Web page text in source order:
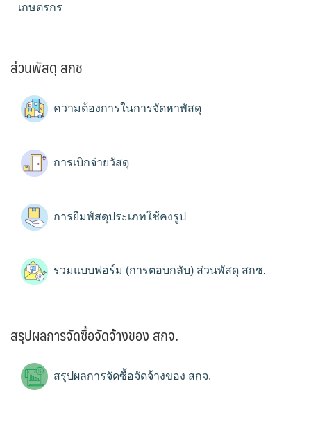
เกษตรกร
ส่วนพัสดุ สกช
ความต้องการในการจัดหาพัสดุ
การเบิกจ่ายวัสดุ
การยืมพัสดุประเภทใช้คงรูป
รวมแบบฟอร์ม (การตอบกลับ) ส่วนพัสดุ สกช.
สรุปผลการจัดซื้อจัดจ้างของ สกจ.
สรุปผลการจัดซื้อจัดจ้างของ สกจ.